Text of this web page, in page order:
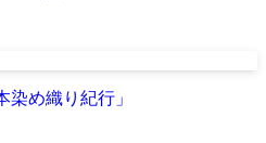
め織り紀行」